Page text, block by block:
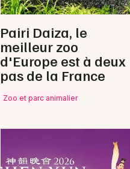
Pairi Daiza, le
meilleur zoo
d'Europe est à deux
pas de la France
Zoo et parc animalier